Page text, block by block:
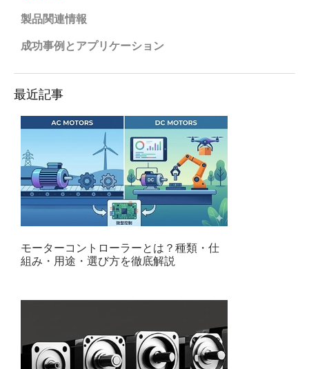
製品関連情報
成功事例とアプリケーション
最近記事
モーターコントローラーとは？種類・仕
組み・用途・選び方を徹底解説